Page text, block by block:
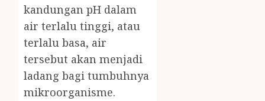
kandungan pH dalam
air terlalu tinggi, atau
terlalu basa, air
tersebut akan menjadi
ladang bagi tumbuhnya
mikroorganisme.